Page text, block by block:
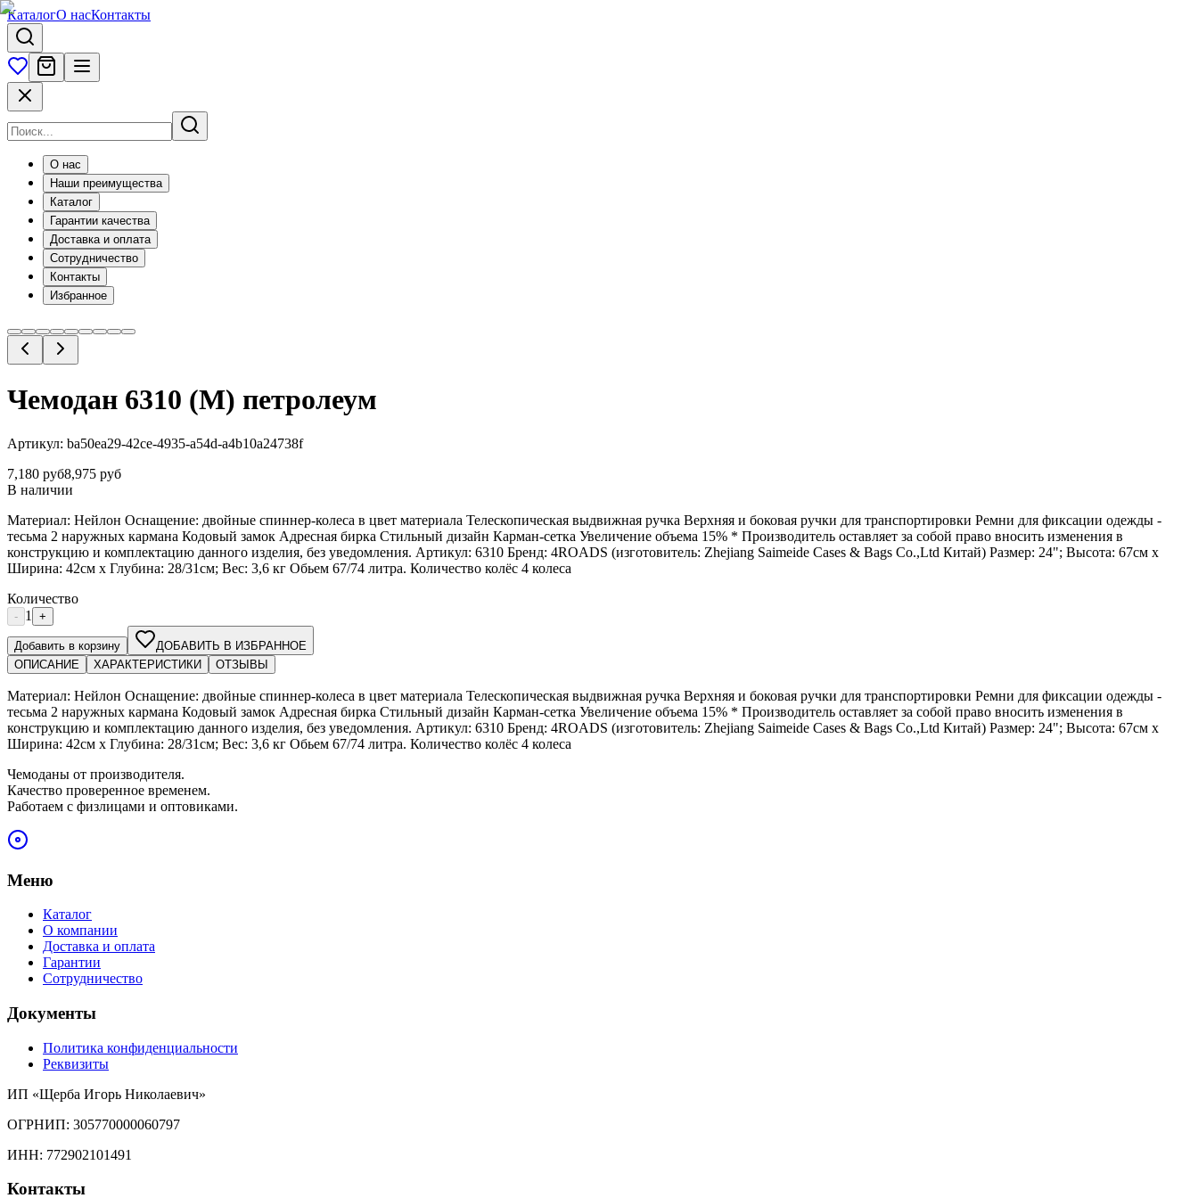
КаталогО насКонтакты
О нас
Наши преимущества
Каталог
Гарантии качества
Доставка и оплата
Сотрудничество
Контакты
Избранное
Чемодан 6310 (М) петролеум
Артикул: ba50ea29-42ce-4935-a54d-a4b10a24738f
7,180 руб8,975 руб
В наличии
Материал: Нейлон Оснащение: двойные спиннер-колеса в цвет материала Телескопическая выдвижная ручка Верхняя и боковая ручки для транспортировки Ремни для фиксации одежды -
тесьма 2 наружных кармана Кодовый замок Адресная бирка Стильный дизайн Карман-сетка Увеличение объема 15% * Производитель оставляет за собой право вносить изменения в
конструкцию и комплектацию данного изделия, без уведомления. Артикул: 6310 Бренд: 4ROADS (изготовитель: Zhejiang Saimeide Cases & Bags Co.,Ltd Китай) Размер: 24"; Высота: 67см х
Ширина: 42см х Глубина: 28/31см; Вес: 3,6 кг Обьем 67/74 литра. Количество колёс 4 колеса
Количество
- 1 +
Добавить в корзину
ДОБАВИТЬ В ИЗБРАННОЕ
ОПИСАНИЕ
ХАРАКТЕРИСТИКИ ОТЗЫВЫ
Материал: Нейлон Оснащение: двойные спиннер-колеса в цвет материала Телескопическая выдвижная ручка Верхняя и боковая ручки для транспортировки Ремни для фиксации одежды -
тесьма 2 наружных кармана Кодовый замок Адресная бирка Стильный дизайн Карман-сетка Увеличение объема 15% * Производитель оставляет за собой право вносить изменения в
конструкцию и комплектацию данного изделия, без уведомления. Артикул: 6310 Бренд: 4ROADS (изготовитель: Zhejiang Saimeide Cases & Bags Co.,Ltd Китай) Размер: 24"; Высота: 67см х
Ширина: 42см х Глубина: 28/31см; Вес: 3,6 кг Обьем 67/74 литра. Количество колёс 4 колеса
Чемоданы от производителя.
Качество проверенное временем.
Работаем с физлицами и оптовиками.
Меню
Каталог
О компании
Доставка и оплата
Гарантии
Сотрудничество
Документы
Политика конфиденциальности
Реквизиты
ИП «Щерба Игорь Николаевич»
ОГРНИП: 305770000060797
ИНН: 772902101491
Контакты